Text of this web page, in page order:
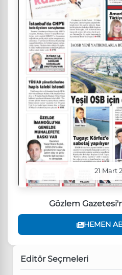
21 Mart
Gözlem
HEMEN
Editör Seçmeleri